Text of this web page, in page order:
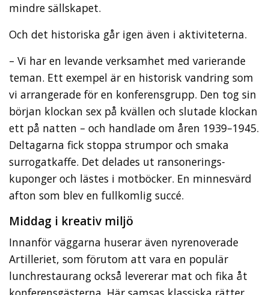
mindre sällskapet.
Och det historiska går igen även i aktiviteterna.
– Vi har en levande verksamhet med varierande
teman. Ett exempel är en historisk vandring som
vi arrangerade för en konferensgrupp. Den tog sin
början klockan sex på kvällen och slutade klockan
ett på natten – och handlade om åren 1939–1945.
Deltagarna fick stoppa strumpor och smaka
surrogatkaffe. Det delades ut ransonerings-
kuponger och lästes i motböcker. En minnesvärd
afton som blev en fullkomlig succé.
Middag i kreativ miljö
Innanför väggarna huserar även nyrenoverade
Artilleriet, som förutom att vara en populär
lunchrestaurang också levererar mat och fika åt